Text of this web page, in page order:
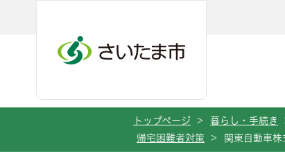
トップページ > 暮らし・手続き
帰宅困難者対策
> 関東自動車